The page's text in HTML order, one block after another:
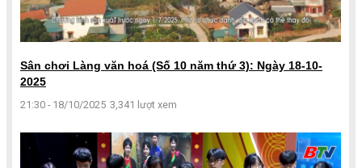
Sân chơi Làng văn hoá (Số 10 năm thứ 3): Ngày 18-10-
2025
21:30 - 18/10/2025 3,341 lượt xem